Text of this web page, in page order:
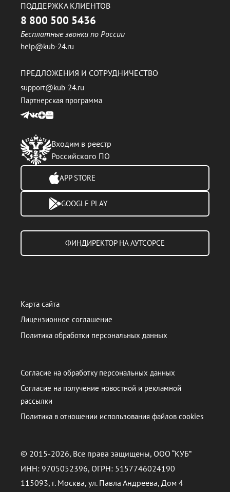
ПОДДЕРЖКА КЛИЕНТОВ
8 800 500 5436
Бесплатные звонки по России
help@kub-24.ru
ПРЕДЛОЖЕНИЯ И СОТРУДНИЧЕСТВО
support@kub-24.ru
Партнерская программа
Входим в реестр
Российского ПО
APP STORE
GOOGLE PLAY
ФИНДИРЕКТОР НА АУТСОРСЕ
Карта сайта
Лицензионное соглашение
Политика обработки персональных данных
Согласие на обработку персональных данных
Согласие на получение новостной и рекламной
рассылки
Политика в отношении использования файлов cookies
© 2015-2026, Все права защищены, ООО “КУБ”
ИНН: 9705052396, ОГРН: 5157746024190
115093, г. Москва, ул. Павла Андреева, Дом 4